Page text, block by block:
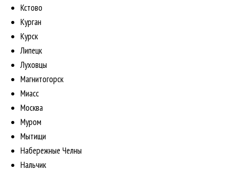
Кстово
Курган
Курск
Липецк
Луховцы
Магнитогорск
Миасс
Москва
Муром
Мытищи
Набережные Челны
Нальчик